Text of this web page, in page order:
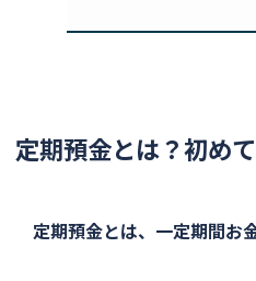
定期預金とは？初め
定期預金とは、一定期間お